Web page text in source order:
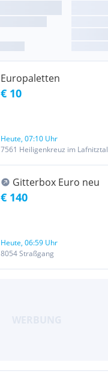
Europaletten
€ 10
Heute, 07:10 Uhr
7561 Heiligenkreuz im Lafnitztal
Gitterbox Euro neu
€ 140
Heute, 06:59 Uhr
8054 Straßgang